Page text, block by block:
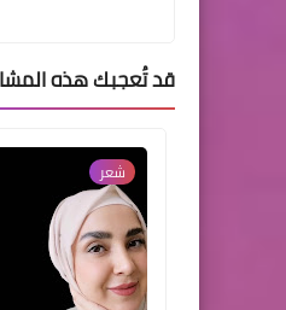
قد تُعجبك هذه
شعر